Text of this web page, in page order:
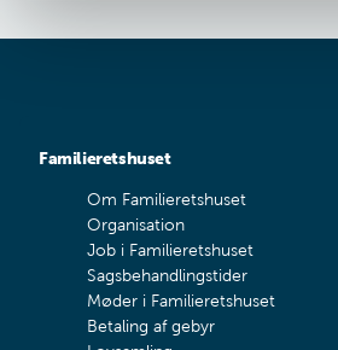
Familieretshuset
Om Familieretshuset
Organisation
Job i Familieretshuset
Sagsbehandlingstider
Møder i Familieretshuset
Betaling af gebyr